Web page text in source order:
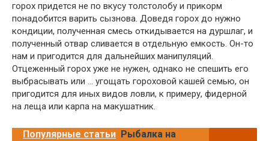
горох придется не по вкусу толстолобу и прикорм
понадобится варить сызнова. Доведя горох до нужно
кондиции, полученная смесь откидывается на дуршлаг, и
полученный отвар сливается в отдельную емкость. Он-то
нам и пригодится для дальнейших манипуляций.
Отцеженный горох уже не нужен, однако не спешить его
выбрасывать или … угощать гороховой кашей семью, он
пригодится для иных видов ловли, к примеру, фидерной
на леща или карпа на макушатник.
Популярные статьи Рыбалка на